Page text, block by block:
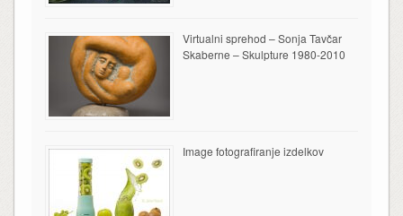
Virtualni sprehod – Sonja Tavčar
Skaberne – Skulpture 1980-2010
Image fotografiranje izdelkov